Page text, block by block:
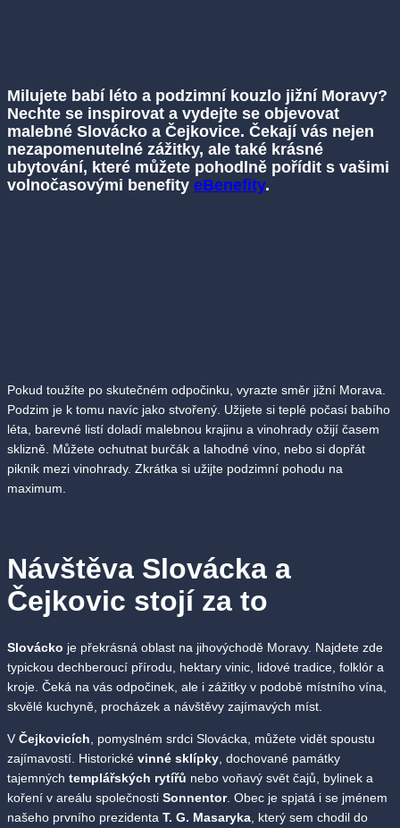
Milujete babí léto a podzimní kouzlo jižní Moravy?
Nechte se inspirovat a vydejte se objevovat
malebné Slovácko a Čejkovice. Čekají vás nejen
nezapomenutelné zážitky, ale také krásné
ubytování, které můžete pohodlně pořídit s vašimi
volnočasovými benefity eBenefity.
Pokud toužíte po skutečném odpočinku, vyrazte směr jižní Morava.
Podzim je k tomu navíc jako stvořený. Užijete si teplé počasí babího
léta, barevné listí doladí malebnou krajinu a vinohrady ožijí časem
sklizně. Můžete ochutnat burčák a lahodné víno, nebo si dopřát
piknik mezi vinohrady. Zkrátka si užijte podzimní pohodu na
maximum.
Návštěva Slovácka a
Čejkovic stojí za to
Slovácko je překrásná oblast na jihovýchodě Moravy. Najdete zde
typickou dechberoucí přírodu, hektary vinic, lidové tradice, folklór a
kroje. Čeká na vás odpočinek, ale i zážitky v podobě místního vína,
skvělé kuchyně, procházek a návštěvy zajímavých míst.
V Čejkovicích , pomyslném srdci Slovácka, můžete vidět spoustu
zajímavostí. Historické vinné sklípky , dochované památky
tajemných templářských rytířů nebo voňavý svět čajů, bylinek a
koření v areálu společnosti Sonnentor. Obec je spjatá i se jménem
našeho prvního prezidenta T. G. Masaryka , který sem chodil do